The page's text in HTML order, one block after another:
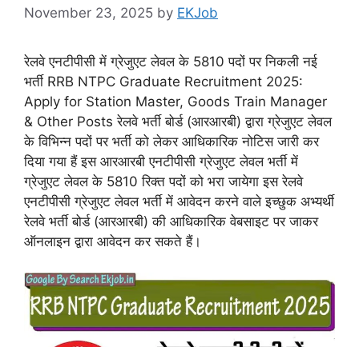
November 23, 2025 by EKJob
रेलवे एनटीपीसी में ग्रेजुएट लेवल के 5810 पदों पर निकली नई
भर्ती RRB NTPC Graduate Recruitment 2025:
Apply for Station Master, Goods Train Manager
& Other Posts रेलवे भर्ती बोर्ड (आरआरबी) द्वारा ग्रेजुएट लेवल
के विभिन्न पदों पर भर्ती को लेकर आधिकारिक नोटिस जारी कर
दिया गया हैं इस आरआरबी एनटीपीसी ग्रेजुएट लेवल भर्ती में
ग्रेजुएट लेवल के 5810 रिक्त पदों को भरा जायेगा इस रेलवे
एनटीपीसी ग्रेजुएट लेवल भर्ती में आवेदन करने वाले इच्छुक अभ्यर्थी
रेलवे भर्ती बोर्ड (आरआरबी) की आधिकारिक वेबसाइट पर जाकर
ऑनलाइन द्वारा आवेदन कर सकते हैं।